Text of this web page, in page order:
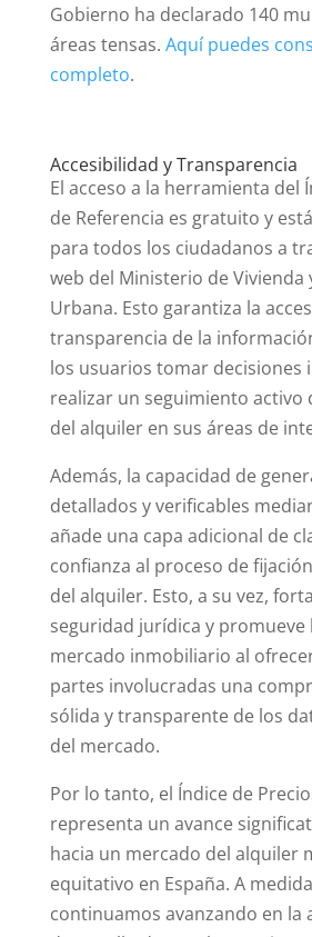
Gobierno ha declarado 140
áreas tensas. Aquí puedes
completo.
Accesibilidad y Transparencia
El acceso a la herramienta del
de Referencia es gratuito y
para todos los ciudadanos a
web del Ministerio de Vivienda
Urbana. Esto garantiza la
transparencia de la
los usuarios tomar decisiones
realizar un seguimiento activo
del alquiler en sus áreas de
Además, la capacidad de
detallados y verificables
añade una capa adicional de
confianza al proceso de
del alquiler. Esto, a su vez,
seguridad jurídica y promueve
mercado inmobiliario al
partes involucradas una
sólida y transparente de los
del mercado.
Por lo tanto, el Índice de
representa un avance
hacia un mercado del alquiler
equitativo en España. A
continuamos avanzando en la